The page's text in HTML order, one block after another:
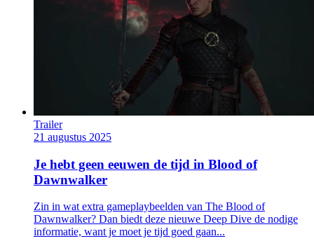
Trailer
21 augustus 2025
Je hebt geen eeuwen de tijd in Blood of
Dawnwalker
Zin in wat extra gameplaybeelden van The Blood of
Dawnwalker? Dan biedt deze nieuwe Deep Dive de nodige
informatie, want je moet je tijd goed gaan...